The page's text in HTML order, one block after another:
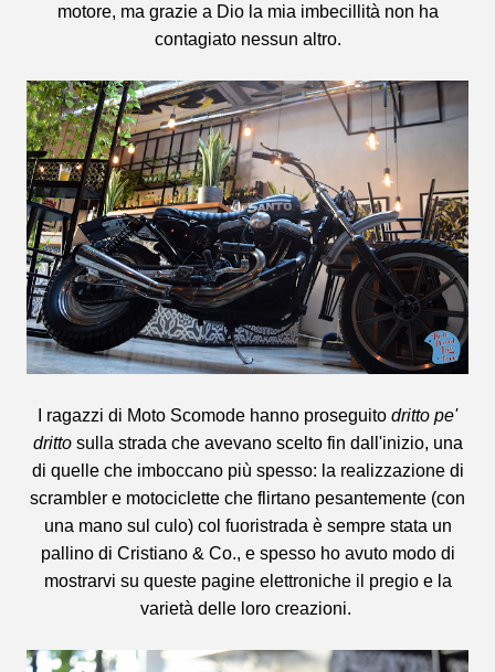
motore, ma grazie a Dio la mia imbecillità non ha
contagiato nessun altro.
I ragazzi di Moto Scomode hanno proseguito dritto pe'
dritto sulla strada che avevano scelto fin dall'inizio, una
di quelle che imboccano più spesso: la realizzazione di
scrambler e motociclette che flirtano pesantemente (con
una mano sul culo) col fuoristrada è sempre stata un
pallino di Cristiano & Co., e spesso ho avuto modo di
mostrarvi su queste pagine elettroniche il pregio e la
varietà delle loro creazioni.